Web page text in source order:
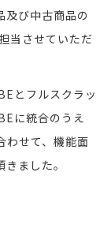
及び中古商品の
当させていただ
とフルスクラッ
に統合のうえ
わせて、機能面
ました。